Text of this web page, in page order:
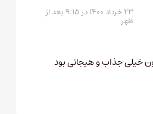
۲۳ خرداد ۱۴۰۰ در ۹:۱۵ بعد از
ظهر
خیلی جذاب و هیجانی بود